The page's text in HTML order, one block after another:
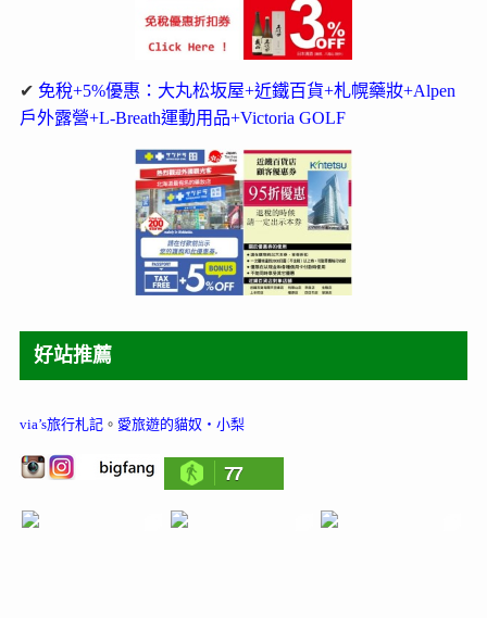
✔ 免稅+5%優惠：大丸松坂屋+近鐵百貨+札幌藥妝+Alpen
戶外露營+L-Breath運動用品+Victoria GOLF
好站推薦
via’s旅行札記。 愛旅遊的貓奴‧小梨
77